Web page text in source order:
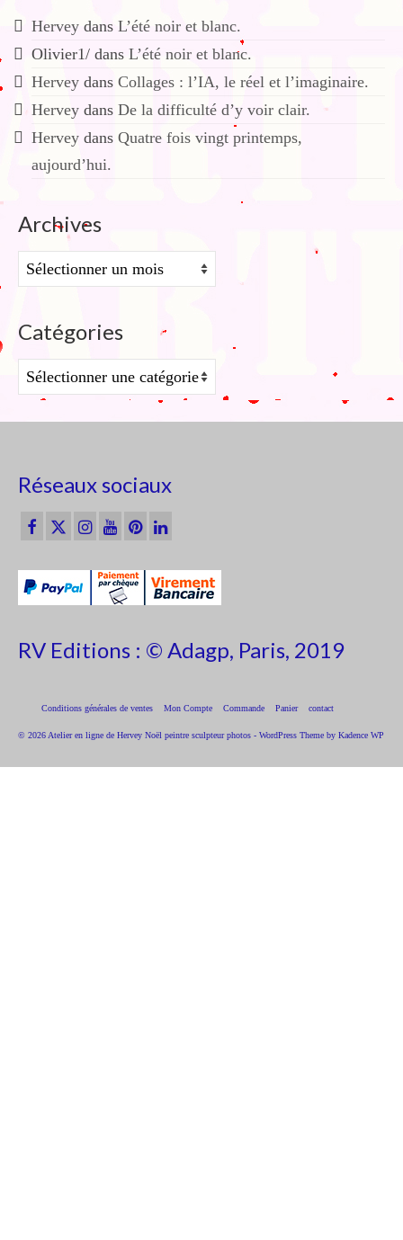
Hervey dans L’été noir et blanc.
Olivier1/ dans L’été noir et blanc.
Hervey dans Collages : l’IA, le réel et l’imaginaire.
Hervey dans De la difficulté d’y voir clair.
Hervey dans Quatre fois vingt printemps,
aujourd’hui.
Archives
Archives
Catégories
Catégories
Réseaux sociaux
RV Editions : © Adagp, Paris, 2019
Conditions générales de ventes Mon Compte Commande Panier contact
© 2026 Atelier en ligne de Hervey Noël peintre sculpteur photos - WordPress Theme by Kadence WP